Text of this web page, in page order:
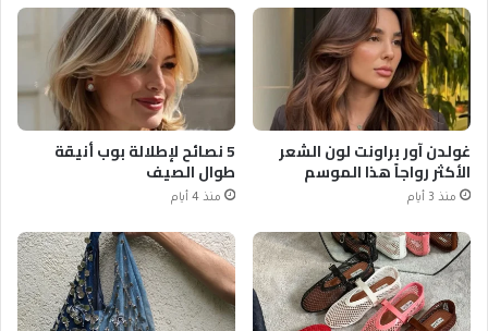
غولدن آور براونت لون الشعر
الأكثر رواجاً هذا الموسم
منذ 3 أيام
5 نصائح لإطلالة بوب أنيقة
طوال الصيف
منذ 4 أيام